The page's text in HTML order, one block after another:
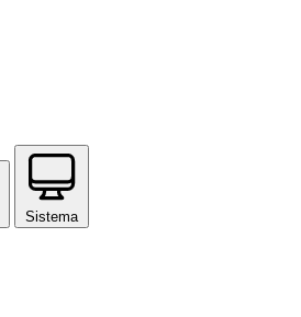
Sistema